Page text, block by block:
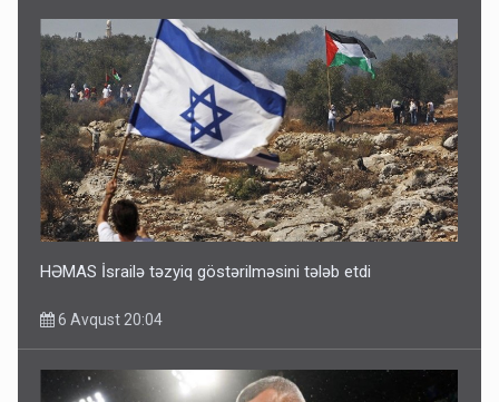
HƏMAS İsrailə təzyiq göstərilməsini tələb etdi
6 Avqust 20:04